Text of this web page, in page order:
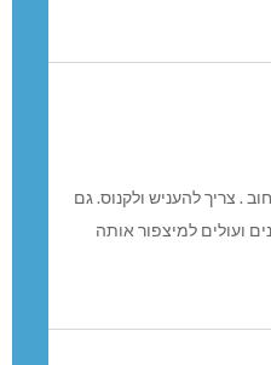
. צריך להעניש ולקנוס. גם
ועולים למיצפור אותה